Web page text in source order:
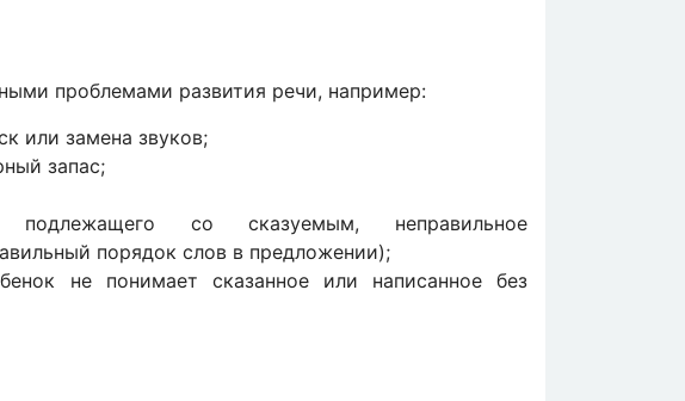
проблемами развития речи, например:
или замена звуков;
запас;
подлежащего со сказуемым, неправильное
порядок слов в предложении);
не понимает сказанное или написанное без